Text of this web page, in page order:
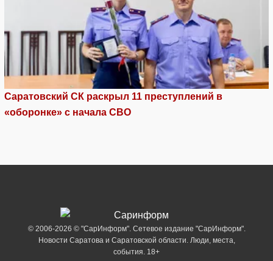
Саратовский СК раскрыл 11 преступлений в
«оборонке» с начала СВО
© 2006-2026 © "СарИнформ". Сетевое издание "СарИнформ".
Новости Саратова и Саратовской области. Люди, места,
события. 18+